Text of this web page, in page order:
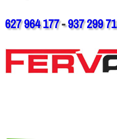
627 964 177-937 299